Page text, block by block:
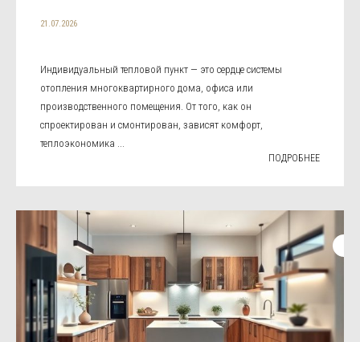
21.07.2026
Индивидуальный тепловой пункт — это сердце системы
отопления многоквартирного дома, офиса или
производственного помещения. От того, как он
спроектирован и смонтирован, зависят комфорт,
теплоэкономика ...
ПОДРОБНЕЕ